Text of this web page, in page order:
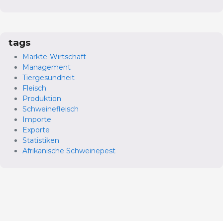
tags
Märkte-Wirtschaft
Management
Tiergesundheit
Fleisch
Produktion
Schweinefleisch
Importe
Exporte
Statistiken
Afrikanische Schweinepest